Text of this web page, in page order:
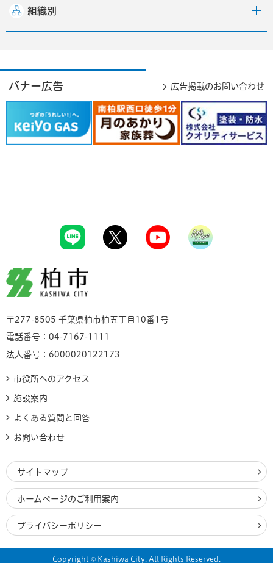
組織別
バナー広告 広告掲載のお問い合わせ
柏市
〒277-8505 千葉県柏市柏五丁目10番1号
電話番号：04-7167-1111
法人番号：6000020122173
市役所へのアクセス
施設案内
よくある質問と回答
お問い合わせ
サイトマップ
ホームページのご利用案内
プライバシーポリシー
Copyright © Kashiwa City. All Rights Reserved.